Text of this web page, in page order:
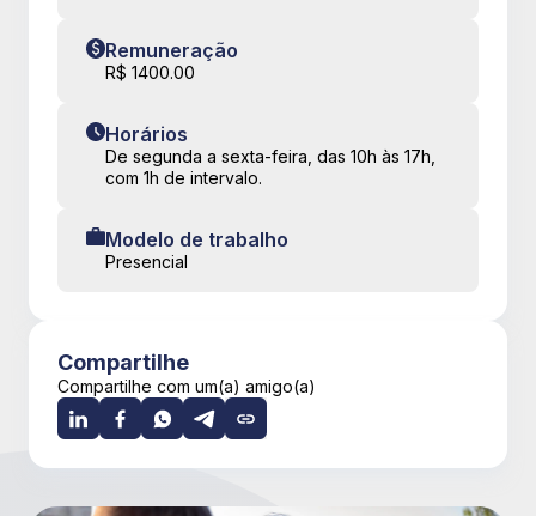
Remuneração
R$ 1400.00
Horários
De segunda a sexta-feira, das 10h às 17h,
com 1h de intervalo.
Modelo de trabalho
Presencial
Compartilhe
Compartilhe com um(a) amigo(a)